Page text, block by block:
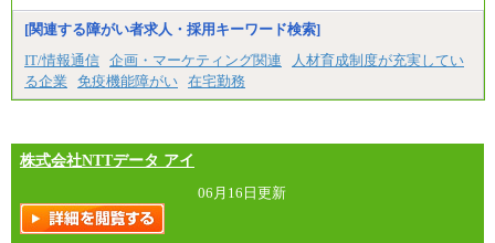
[関連する障がい者求人・採用キーワード検索]
IT/情報通信 企画・マーケティング関連
人材育成制度が充実してい
る企業
免疫機能障がい 在宅勤務
株式会社NTTデータ アイ
06月16日更新